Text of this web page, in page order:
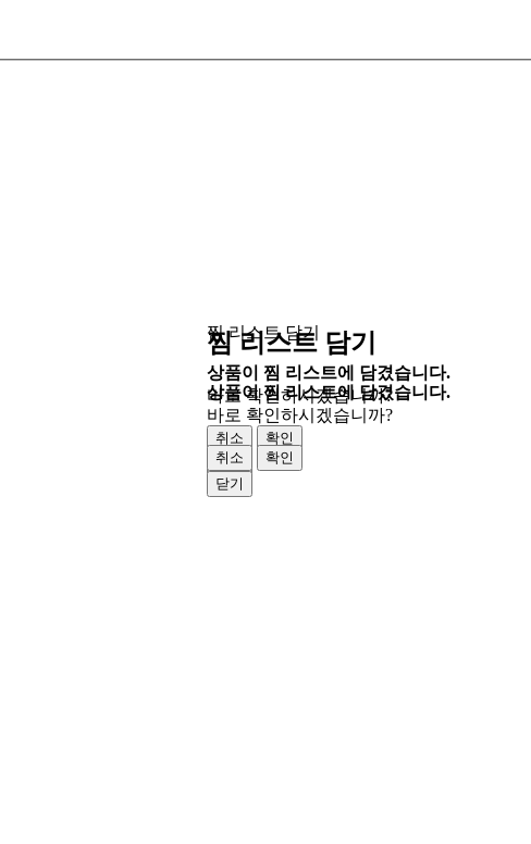
찜 리스트 담기
상품이 찜 리스트에 담겼습니다.
바로 확인하시겠습니까?
취소
확인
닫기
찜 리스트 담기
상품이 찜 리스트에 담겼습니다.
바로 확인하시겠습니까?
취소
확인
닫기